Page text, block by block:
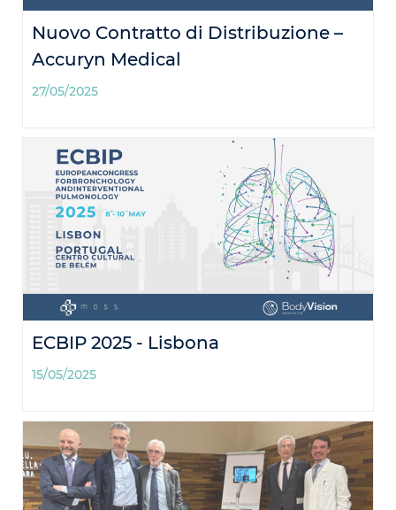
Nuovo Contratto di Distribuzione –
Accuryn Medical
27/05/2025
ECBIP 2025 - Lisbona
15/05/2025